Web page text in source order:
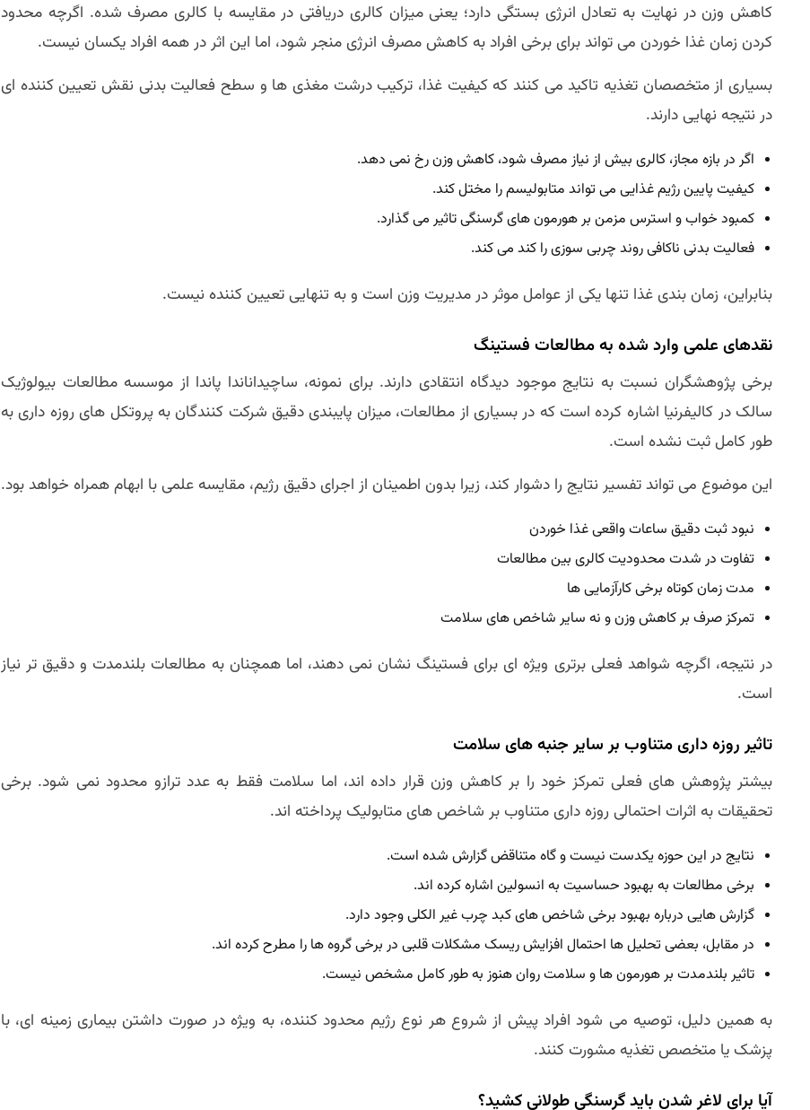
کاهش وزن در نهایت به تعادل انرژی بستگی دارد؛ یعنی میزان کالری دریافتی در مقایسه با کالری مصرف شده. اگرچه محدود
کردن زمان غذا خوردن می تواند برای برخی افراد به کاهش مصرف انرژی منجر شود، اما این اثر در همه افراد یکسان نیست.
بسیاری از متخصصان تغذیه تاکید می کنند که کیفیت غذا، ترکیب درشت مغذی ها و سطح فعالیت بدنی نقش تعیین کننده ای
در نتیجه نهایی دارند.
اگر در بازه مجاز، کالری بیش از نیاز مصرف شود، کاهش وزن رخ نمی دهد.
کیفیت پایین رژیم غذایی می تواند متابولیسم را مختل کند.
کمبود خواب و استرس مزمن بر هورمون های گرسنگی تاثیر می گذارد.
فعالیت بدنی ناکافی روند چربی سوزی را کند می کند.
بنابراین، زمان بندی غذا تنها یکی از عوامل موثر در مدیریت وزن است و به تنهایی تعیین کننده نیست.
نقدهای علمی وارد شده به مطالعات فستینگ
برخی پژوهشگران نسبت به نتایج موجود دیدگاه انتقادی دارند. برای نمونه، ساچیداناندا پاندا از موسسه مطالعات بیولوژیک
سالک در کالیفرنیا اشاره کرده است که در بسیاری از مطالعات، میزان پایبندی دقیق شرکت کنندگان به پروتکل های روزه داری به
طور کامل ثبت نشده است.
این موضوع می تواند تفسیر نتایج را دشوار کند، زیرا بدون اطمینان از اجرای دقیق رژیم، مقایسه علمی با ابهام همراه خواهد بود.
نبود ثبت دقیق ساعات واقعی غذا خوردن
تفاوت در شدت محدودیت کالری بین مطالعات
مدت زمان کوتاه برخی کارآزمایی ها
تمرکز صرف بر کاهش وزن و نه سایر شاخص های سلامت
در نتیجه، اگرچه شواهد فعلی برتری ویژه ای برای فستینگ نشان نمی دهند، اما همچنان به مطالعات بلندمدت و دقیق تر نیاز
است.
تاثیر روزه داری متناوب بر سایر جنبه های سلامت
بیشتر پژوهش های فعلی تمرکز خود را بر کاهش وزن قرار داده اند، اما سلامت فقط به عدد ترازو محدود نمی شود. برخی
تحقیقات به اثرات احتمالی روزه داری متناوب بر شاخص های متابولیک پرداخته اند.
نتایج در این حوزه یکدست نیست و گاه متناقض گزارش شده است.
برخی مطالعات به بهبود حساسیت به انسولین اشاره کرده اند.
گزارش هایی درباره بهبود برخی شاخص های کبد چرب غیر الکلی وجود دارد.
در مقابل، بعضی تحلیل ها احتمال افزایش ریسک مشکلات قلبی در برخی گروه ها را مطرح کرده اند.
تاثیر بلندمدت بر هورمون ها و سلامت روان هنوز به طور کامل مشخص نیست.
به همین دلیل، توصیه می شود افراد پیش از شروع هر نوع رژیم محدود کننده، به ویژه در صورت داشتن بیماری زمینه ای، با
پزشک یا متخصص تغذیه مشورت کنند.
آیا برای لاغر شدن باید گرسنگی طولانی کشید؟